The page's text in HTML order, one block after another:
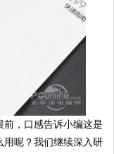
，口感告诉小编这是
用呢？我们继续深入研